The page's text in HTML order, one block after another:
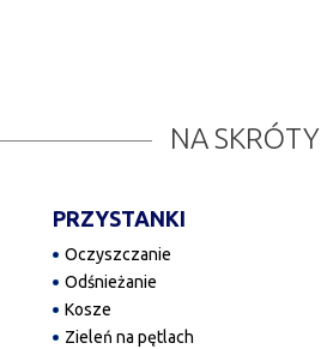
NA SKRÓTY
PRZYSTANKI
Oczyszczanie
Odśnieżanie
Kosze
Zieleń na pętlach